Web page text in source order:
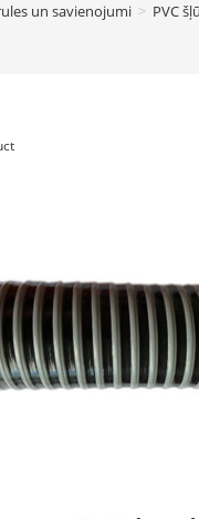
un savienojumi > PVC